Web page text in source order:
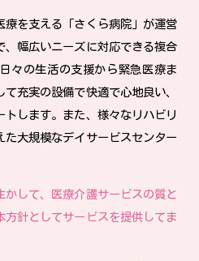
療を支える「さくら病院」が運営
、幅広いニーズに対応できる複合
日々の生活の支援から緊急医療ま
て充実の設備で快適で心地良い、
します。 また、様々なリハビリ
た大規模なデイサービスセンター
かして、医療介護サービスの質と
方針としてサービスを提供してま